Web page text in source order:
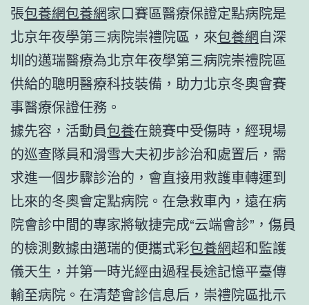
張包養網包養網家口賽區醫療保證定點病院是
北京年夜學第三病院崇禮院區，來包養網自深
圳的邁瑞醫療為北京年夜學第三病院崇禮院區
供給的聰明醫療科技裝備，助力北京冬奧會賽
事醫療保證任務。
據先容，活動員包養在競賽中受傷時，經現場
的巡查隊員和滑雪大夫初步診治和處置后，需
求進一個步驟診治的，會直接用救護車轉運到
比來的冬奧會定點病院。在急救車內，遠在病
院會診中間的專家將敏捷完成“云端會診”，傷員
的檢測數據由邁瑞的便攜式彩包養網超和監護
儀天生，并第一時光經由過程長途記憶平臺傳
輸至病院。在清楚會診信息后，崇禮院區批示